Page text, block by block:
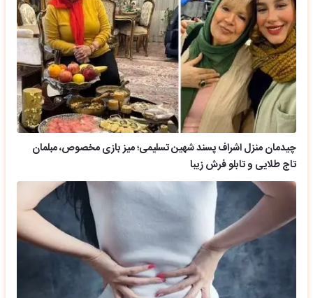
چیدمان منزل اشراف پسند شهین تسلیمی؛ میز بازی مخصوص، مبلمان
تاج طلایی و تابلو فرش زیبا